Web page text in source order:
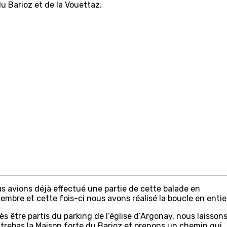
Barioz et de la Vouettaz.
avions déjà effectué une partie de cette balade en
et cette fois-ci nous avons réalisé la boucle en
être partis du parking de l’église d’Argonay, nous